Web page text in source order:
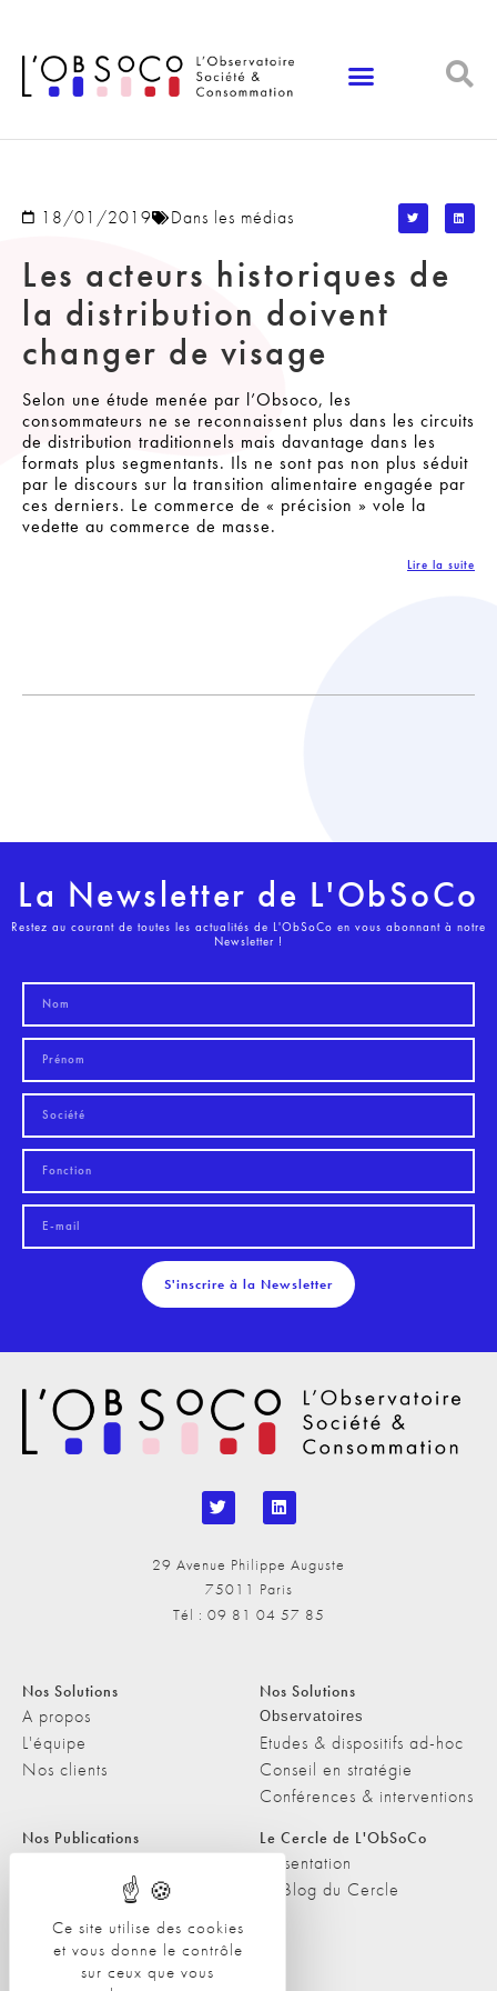
Ce site utilise des cookies
et vous donne le contrôle
sur ceux que vous
18/01/2019 Dans les médias
Les acteurs historiques de
la distribution doivent
changer de visage
Selon une étude menée par l’Obsoco, les
consommateurs ne se reconnaissent plus dans les circuits
de distribution traditionnels mais davantage dans les
formats plus segmentants. Ils ne sont pas non plus séduit
par le discours sur la transition alimentaire engagée par
ces derniers. Le commerce de « précision » vole la
vedette au commerce de masse.
Lire la suite
La Newsletter de L'ObSoCo
Restez au courant de toutes les actualités de L'ObSoCo en vous abonnant à notre
Newsletter !
S'inscrire à la Newsletter
29 Avenue Philippe Auguste
75011 Paris
Tél : 09 81 04 57 85
Nos Solutions
A propos
L'équipe
Nos clients
Nos Solutions
Observatoires
Etudes & dispositifs ad-hoc
Conseil en stratégie
Conférences & interventions
Nos Publications
Les Podcasts de L'ObSoCo
L'ObSoCo dans les médias
Le Cercle de L'ObSoCo
Présentation
Le Blog du Cercle
Contacts
Nous contacter